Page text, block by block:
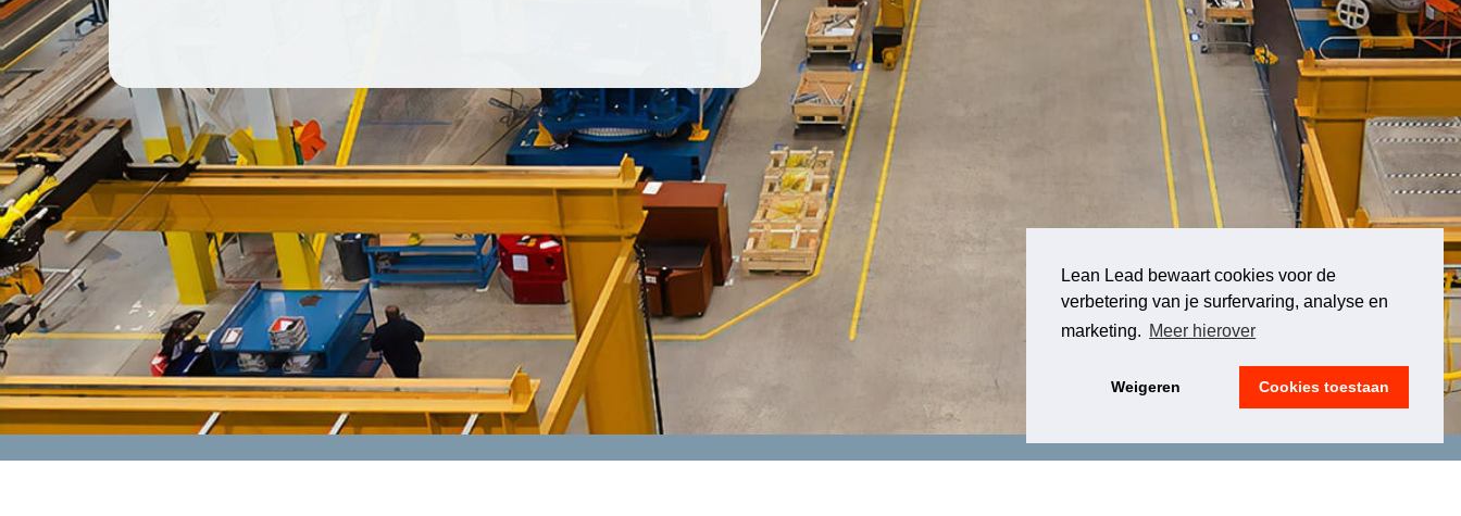
Lean Lead bewaart cookies voor de
verbetering van je surfervaring, analyse en
marketing. Meer hierover
Weigeren Cookies toestaan